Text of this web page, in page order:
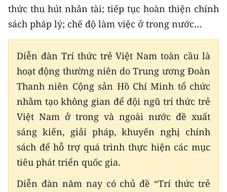
thức thu hút nhân tài; tiếp tục hoàn thiện chính
sách pháp lý; chế độ làm việc ở trong nước…
Diễn đàn Trí thức trẻ Việt Nam toàn cầu là
hoạt động thường niên do Trung ương Đoàn
Thanh niên Cộng sản Hồ Chí Minh tổ chức
nhằm tạo không gian để đội ngũ trí thức trẻ
Việt Nam ở trong và ngoài nước đề xuất
sáng kiến, giải pháp, khuyến nghị chính
sách để hỗ trợ quá trình thực hiện các mục
tiêu phát triển quốc gia.
Diễn đàn năm nay có chủ đề “Trí thức trẻ